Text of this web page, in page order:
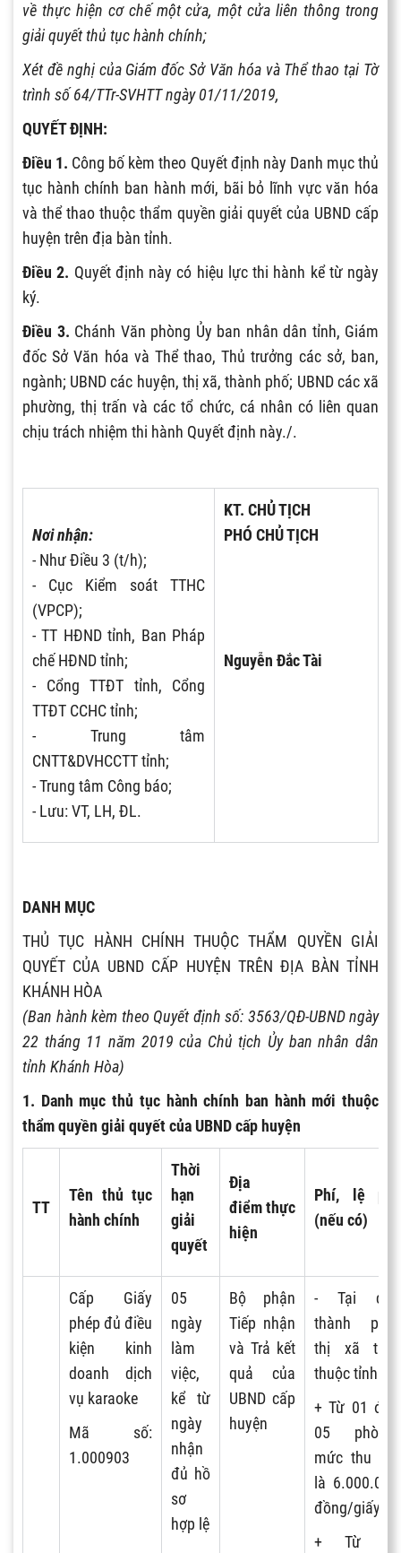
về thực hiện cơ chế một cửa, một cửa liên thông trong
giải quyết thủ tục hành chính;
Xét đề nghị của Giám đốc Sở Văn hóa và Thể thao tại Tờ
trình số 64/TTr-SVHTT ngày 01/11/2019,
QUYẾT ĐỊNH:
Điều 1. Công bố kèm theo Quyết định này Danh mục thủ
tục hành chính ban hành mới, bãi bỏ lĩnh vực văn hóa
và thể thao thuộc thẩm quyền giải quyết của UBND cấp
huyện trên địa bàn tỉnh.
Điều 2. Quyết định này có hiệu lực thi hành kể từ ngày
ký.
Điều 3. Chánh Văn phòng Ủy ban nhân dân tỉnh, Giám
đốc Sở Văn hóa và Thể thao, Thủ trưởng các sở, ban,
ngành; UBND các huyện, thị xã, thành phố; UBND các xã
phường, thị trấn và các tổ chức, cá nhân có liên quan
chịu trách nhiệm thi hành Quyết định này./.
Nơi nhận:
- Như Điều 3 (t/h);
- Cục Kiểm soát TTHC
(VPCP);
- TT HĐND tỉnh, Ban Pháp
chế HĐND tỉnh;
- Cổng TTĐT tỉnh, Cổng
TTĐT CCHC tỉnh;
- Trung tâm
CNTT&DVHCCTT tỉnh;
- Trung tâm Công báo;
- Lưu: VT, LH, ĐL.
KT. CHỦ TỊCH
PHÓ CHỦ TỊCH
Nguyễn Đắc Tài
DANH MỤC
THỦ TỤC HÀNH CHÍNH THUỘC THẨM QUYỀN GIẢI
QUYẾT CỦA UBND CẤP HUYỆN TRÊN ĐỊA BÀN TỈNH
KHÁNH HÒA
(Ban hành kèm theo Quyết định số: 3563/QĐ-UBND ngày
22 tháng 11 năm 2019 của Chủ tịch Ủy ban nhân dân
tỉnh Khánh Hòa)
1. Danh mục thủ tục hành chính ban hành mới thuộc
thẩm quyền giải quyết của UBND cấp huyện
TT
Tên thủ tục
hành chính
Thời
hạn
giải
quyết
Địa
điểmthực
hiện
Phí, lệ phí
(nếu có)
Cấp Giấy
phép đủ điều
kiện kinh
doanh dịch
vụ karaoke
Mã số:
1.000903
05
ngày
làm
việc,
kể từ
ngày
nhận
đủ hồ
sơ
hợp lệ
Bộ phận
Tiếp nhận
và Trả kết
quả của
UBND cấp
huyện
- Tại các
thành phố,
thị xã trực
thuộc tỉnh:
+ Từ 01 đến
05 phòng,
mức thu phí
là 6.000.000
đồng/giấy;
+ Từ 06